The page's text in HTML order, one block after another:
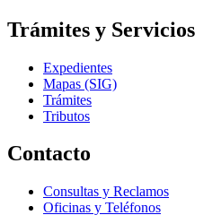
Trámites y Servicios
Expedientes
Mapas (SIG)
Trámites
Tributos
Contacto
Consultas y Reclamos
Oficinas y Teléfonos